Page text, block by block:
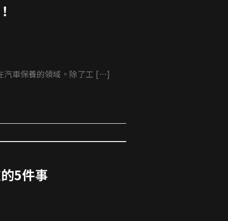
汽車保養的領域。除了工 […]
5件事